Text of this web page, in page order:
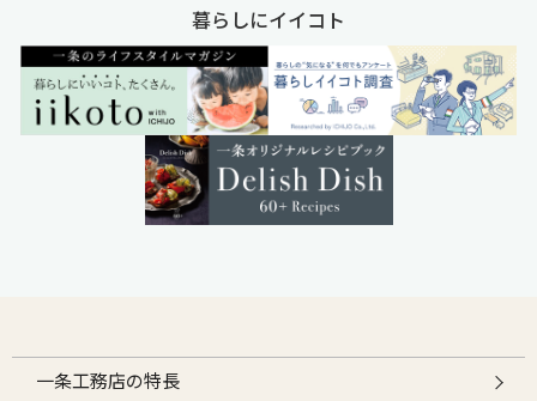
暮らしにイイコト
一条工務店の特長